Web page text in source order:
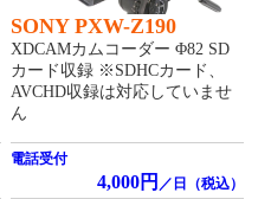
SONY PXW-Z190
XDCAMカムコーダー Φ82 SD
カード収録 ※SDHCカード、
AVCHD収録は対応していませ
ん
電話受付
4,000円 ／日（税込）